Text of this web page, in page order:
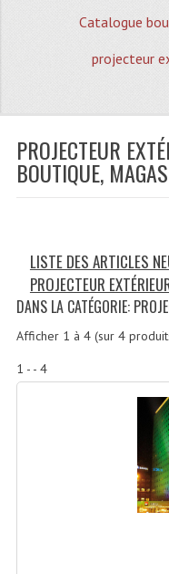
Catalogue
projecteur
PROJECTEUR
BOUTIQUE,
LISTE DES ARTICLES
PROJECTEUR
DANS LA CATÉGORIE:
Afficher 1 à 4(sur 4
1 - - 4